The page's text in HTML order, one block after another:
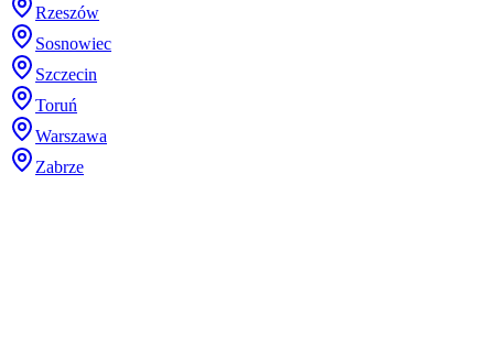
Rzeszów
Sosnowiec
Szczecin
Toruń
Warszawa
Zabrze